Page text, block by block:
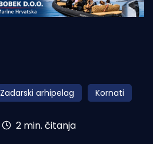
Zadarski arhipelag Kornati
2 min. čitanja